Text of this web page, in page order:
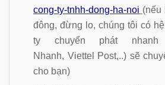
cong-ty-tnhh-dong-ha-noi (nếu
đông, đừng lo, chúng tôi có
ty chuyển phát nhanh
Nhanh, Viettel Post,..) sẽ
cho bạn)